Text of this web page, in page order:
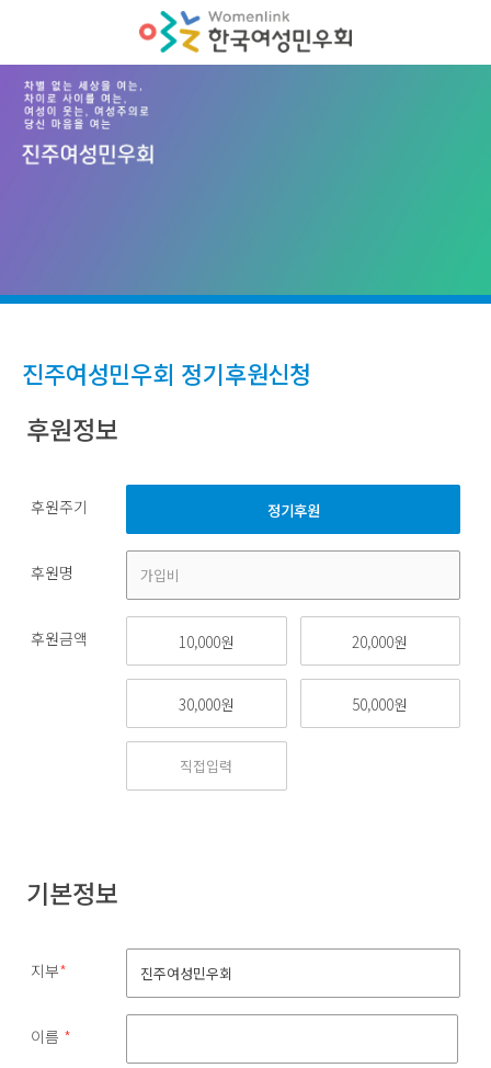
진주여성민우회 정기후원신청
후원정보
후원주기 정기후원
후원명
후원금액 10,000원 20,000원
30,000원 50,000원
기본정보
지부*
이름 *